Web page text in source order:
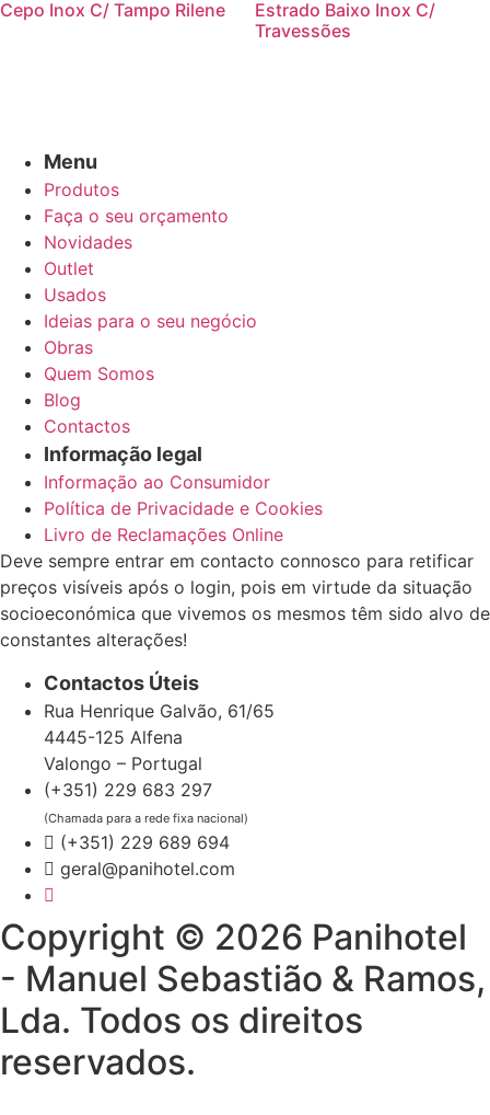
Cepo Inox C/ Tampo Rilene
Estrado Baixo Inox C/
Travessões
Menu
Produtos
Faça o seu orçamento
Novidades
Outlet
Usados
Ideias para o seu negócio
Obras
Quem Somos
Blog
Contactos
Informação legal
Informação ao Consumidor
Política de Privacidade e Cookies
Livro de Reclamações Online
Deve sempre entrar em contacto connosco para retificar
preços visíveis após o login, pois em virtude da situação
socioeconómica que vivemos os mesmos têm sido alvo de
constantes alterações!
Contactos Úteis
Rua Henrique Galvão, 61/65
4445-125 Alfena
Valongo – Portugal
(+351) 229 683 297
(Chamada para a rede fixa nacional)
(+351) 229 689 694
geral@panihotel.com
Copyright © 2026 Panihotel
- Manuel Sebastião & Ramos,
Lda. Todos os direitos
reservados.